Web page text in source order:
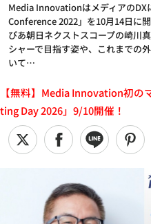
Media InnovationはメディアのDX
Conference 2022」を10月14日に
ぴあ朝日ネクストスコープの崎川
シャーで目指す姿や、これまでの
いて…
【無料】Media Innovation初の
ting Day 2026」9/10開催！